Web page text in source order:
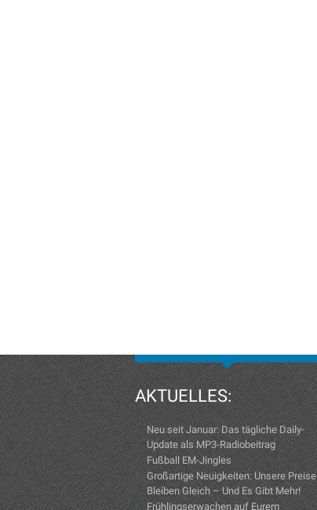
AKTUELLES:
Neu seit Januar: Das tägliche Daily-
Update als MP3-Radiobeitrag
Fußball EM-Jingles
Großartige Neuigkeiten: Unsere Preise
Bleiben Gleich – Und Es Gibt Mehr!
Frühlingserwachen auf Eurem